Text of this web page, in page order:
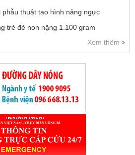
phẫu thuật tạo hình nâng ngực
trẻ đẻ non nặng 1.100 gram
Xem thêm